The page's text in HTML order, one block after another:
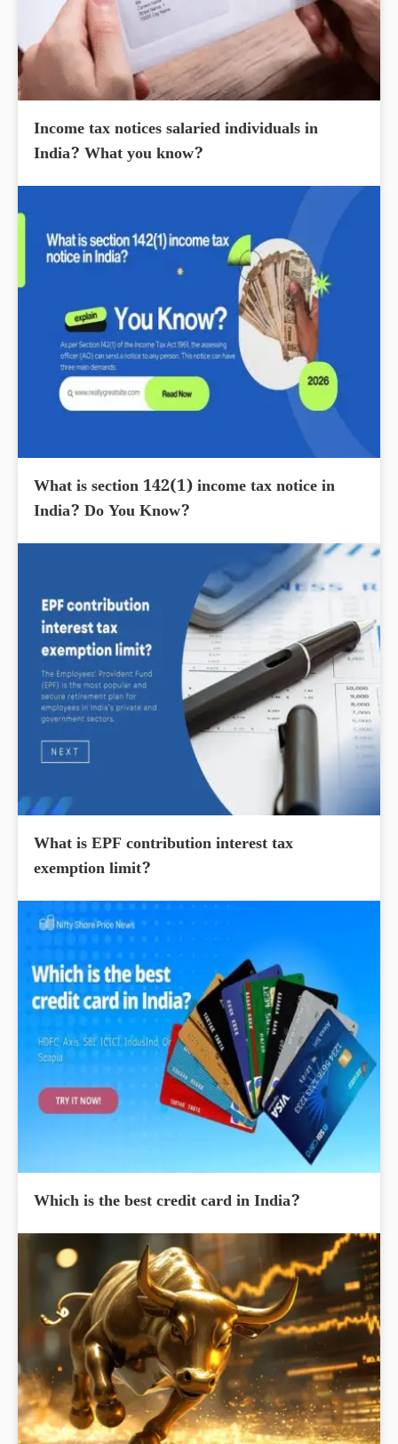
Income tax notices salaried individuals in
India? What you know?
What is section 142(1) income tax notice in
India? Do You Know?
What is EPF contribution interest tax
exemption limit?
Which is the best credit card in India?